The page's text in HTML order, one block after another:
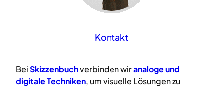
Kontakt
BeiSkizzenbuchverbinden wiranalogeund
digitaleTechniken, um visuelle Lösungen zu